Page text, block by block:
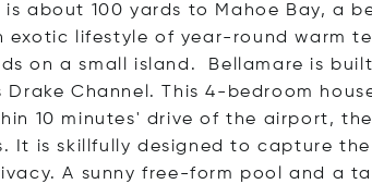
is about 100 yards to Mahoe Bay, a
exotic lifestyle of year-round warm
on a small island. Bellamare is
Drake Channel. This 4-bedroom
10 minutes' drive of the airport,
It is skillfully designed to capture
A sunny free-form pool and a